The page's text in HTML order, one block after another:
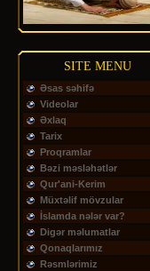
SITE MENU
Əsas səhifə
Videolar
Əxlaq
Tarix
Proqramlar
Bəzi məsləhətlər
Qur'ani-Kerim
Müxtəlif mövzular
İslamda nələr var?
Digər məlumatlar
Qonaqlarımız
Rəsmlərimiz